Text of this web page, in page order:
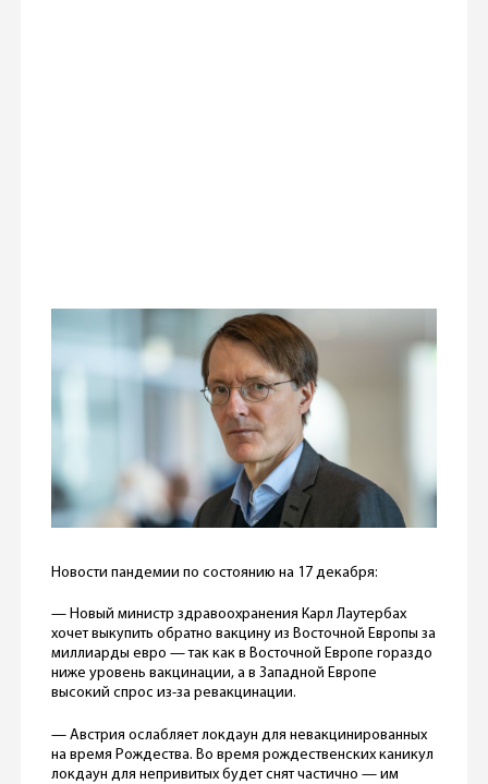
Новости пандемии по состоянию на 17 декабря:
— Новый министр здравоохранения Карл Лаутербах
хочет выкупить обратно вакцину из Восточной Европы за
миллиарды евро — так как в Восточной Европе гораздо
ниже уровень вакцинации, а в Западной Европе
высокий спрос из-за ревакцинации.
— Австрия ослабляет локдаун для невакцинированных
на время Рождества. Во время рождественских каникул
локдаун для непривитых будет снят частично — им